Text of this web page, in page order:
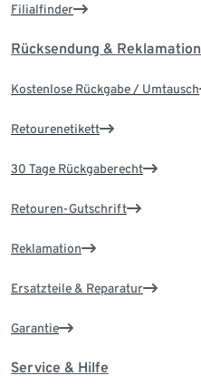
Filialfinder
Rücksendung & Reklamation
Kostenlose Rückgabe / Umtausch
Retourenetikett
30 Tage Rückgaberecht
Retouren-Gutschrift
Reklamation
Ersatzteile & Reparatur
Garantie
Service & Hilfe